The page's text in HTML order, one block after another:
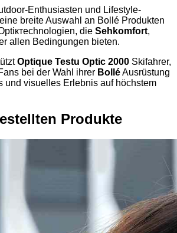
Enthusiasten und Lifestyle-
breite Auswahl an Bollé Produkten
die Sehkomfort,
allen Bedingungen bieten.
Optique Testu Optic 2000 Skifahrer,
bei der Wahl ihrer BolléAusrüstung
visuelles Erlebnis auf höchstem
Produkte